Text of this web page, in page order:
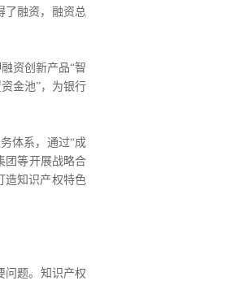
了融资，融资总
资创新产品“智
金池”，为银行
体系，通过“成
团等开展战略合
造知识产权特色
问题。知识产权